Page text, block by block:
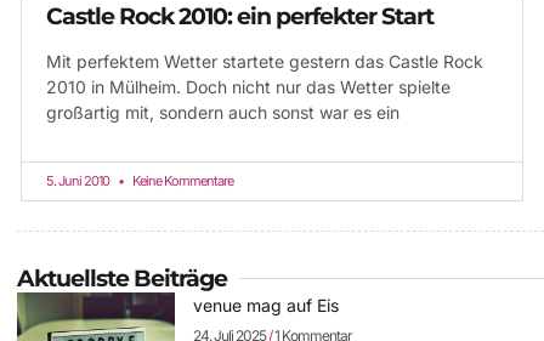
Castle Rock 2010: ein perfekter Start
Mit perfektem Wetter startete gestern das Castle Rock
2010 in Mülheim. Doch nicht nur das Wetter spielte
großartig mit, sondern auch sonst war es ein
5. Juni 2010 Keine Kommentare
Aktuellste Beiträge
venue mag auf Eis
24. Juli 2025 1 Kommentar